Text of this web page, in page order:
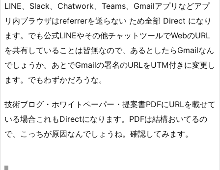
LINE、Slack、Chatwork、Teams、Gmailアプリなどアプ
リ内ブラウザはreferrerを送らない ため全部 Direct になり
ます。でも公式LINEやその他チャットツールでWebのURL
を共有していることは皆無なので、あるとしたらGmailなん
でしょうか。あとでGmailの署名のURLをUTM付きに変更し
ます。でもわずかだろうな。
技術ブログ・ホワイトペーパー・提案書PDFにURLを載せて
いる場合これもDirectになります。PDFは結構おいてるの
で、こっちが原因なんでしょうね。確認してみます。